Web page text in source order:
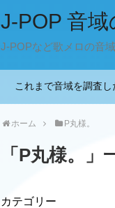
J-POP 音域
J-POPなど歌メロの音
これまで音域を調査
ホーム P丸様。
「 P丸様。 」
カテゴリー